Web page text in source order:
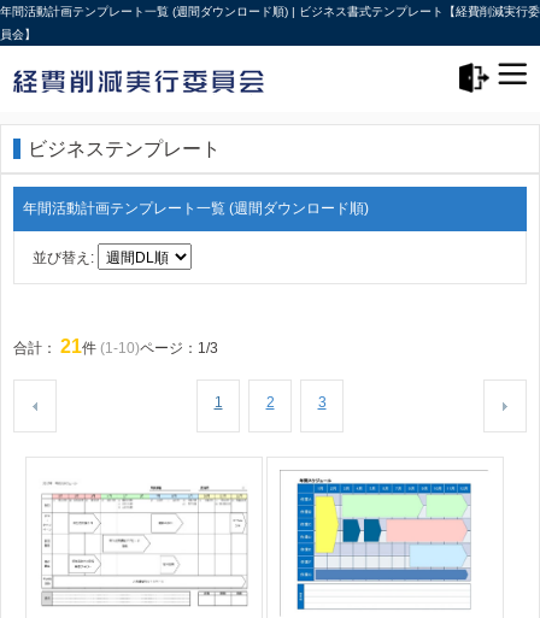
年間活動計画テンプレート一覧 (週間ダウンロード順) | ビジネス書式テンプレート【経費削減実行委
員会】
ビジネステンプレート
年間活動計画テンプレート一覧 (週間ダウンロード順)
並び替え:
合計： 21件 (1-10)ページ：1/3
1 2 3